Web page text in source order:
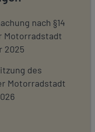
nach §14
Motorradstadt
2025
des
Motorradstadt